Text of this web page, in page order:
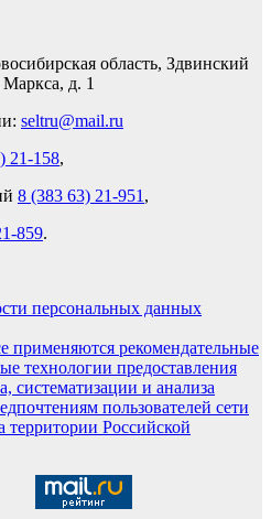
область, Здвинский
д. 1
seltru@mail.ru
21-158,
8 (383 63) 21-951 ,
859.
персональных данных
применяются рекомендательные
технологии предоставления
систематизации и анализа
пользователей сети
территории Российской